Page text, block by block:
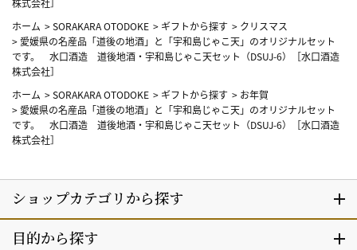
株式会社］
ホーム >SORAKARA OTODOKE > ギフトから探す > クリスマス
> 愛媛県の名産品「道後の地酒」と「宇和島じゃこ天」のオリジナルセット
です。 水口酒造 道後地酒・宇和島じゃこ天セット（DSUJ-6）［水口酒造
株式会社］
ホーム >SORAKARA OTODOKE > ギフトから探す > お年賀
> 愛媛県の名産品「道後の地酒」と「宇和島じゃこ天」のオリジナルセット
です。 水口酒造 道後地酒・宇和島じゃこ天セット（DSUJ-6）［水口酒造
株式会社］